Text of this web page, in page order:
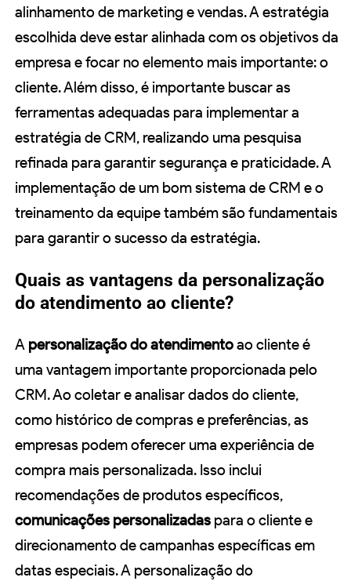
alinhamento de marketing e vendas. A estratégia
escolhida deve estar alinhada com os objetivos da
empresa e focar no elemento mais importante: o
cliente. Além disso, é importante buscar as
ferramentas adequadas para implementar a
estratégia de CRM, realizando uma pesquisa
refinada para garantir segurança e praticidade. A
implementação de um bom sistema de CRM e o
treinamento da equipe também são fundamentais
para garantir o sucesso da estratégia.
Quais as vantagens da personalização
do atendimento ao cliente?
A personalização do atendimentoao cliente é
uma vantagem importante proporcionada pelo
CRM. Ao coletar e analisar dados do cliente,
como histórico de compras e preferências, as
empresas podem oferecer uma experiência de
compra mais personalizada. Isso inclui
recomendações de produtos específicos,
comunicações personalizadas para o cliente e
direcionamento de campanhas específicas em
datas especiais. A personalização do